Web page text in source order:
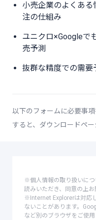
小売企業のよくあ
注の仕組み
ユニクロ×Googleで
売予測
抜群な精度での需要
以下のフォームに必要事
すると、ダウンロードペー
※個人情報の取り扱いに
読みいただき、同意の上お
※Internet Explorerは対応
ないことがあります。
など別のブラウザをご使用